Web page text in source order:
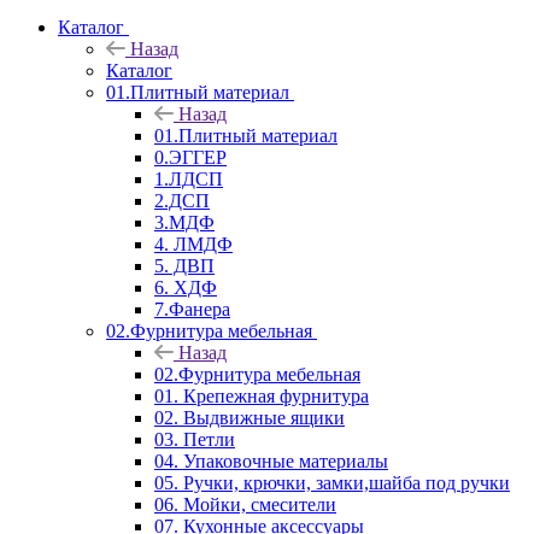
Каталог
Назад
Каталог
01.Плитный материал
Назад
01.Плитный материал
0.ЭГГЕР
1.ЛДСП
2.ДСП
3.МДФ
4. ЛМДФ
5. ДВП
6. ХДФ
7.Фанера
02.Фурнитура мебельная
Назад
02.Фурнитура мебельная
01. Крепежная фурнитура
02. Выдвижные ящики
03. Петли
04. Упаковочные материалы
05. Ручки, крючки, замки,шайба под ручки
06. Мойки, смесители
07. Кухонные аксессуары